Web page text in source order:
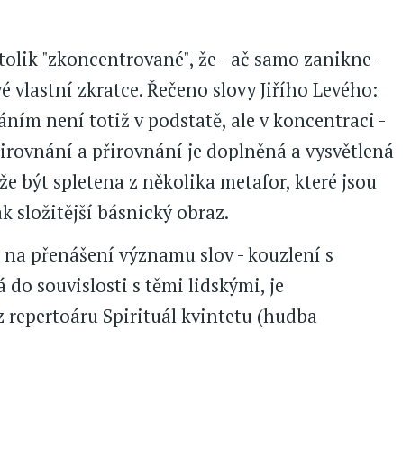
"zkoncentrované", že - ač samo zanikne -
vlastní zkratce. Řečeno slovy Jiřího Levého:
není totiž v podstatě, ale v koncentraci -
a přirovnání je doplněná a vysvětlená
být spletena z několika metafor, které jsou
složitější básnický obraz.
přenášení významu slov - kouzlení s
do souvislosti s těmi lidskými, je
repertoáru Spirituál kvintetu (hudba